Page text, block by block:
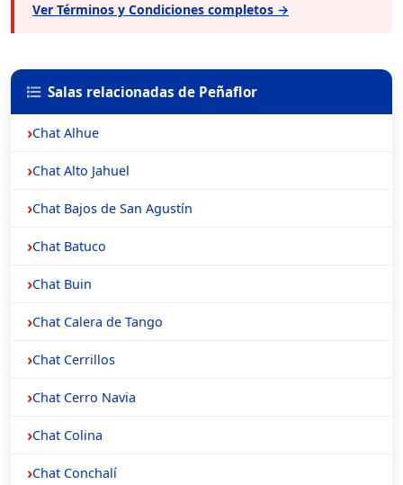
Ver Términos y Condiciones completos →
Salas relacionadas de Peñaflor
Chat Alhue
Chat Alto Jahuel
Chat Bajos de San Agustín
Chat Batuco
Chat Buin
Chat Calera de Tango
Chat Cerrillos
Chat Cerro Navia
Chat Colina
Chat Conchalí